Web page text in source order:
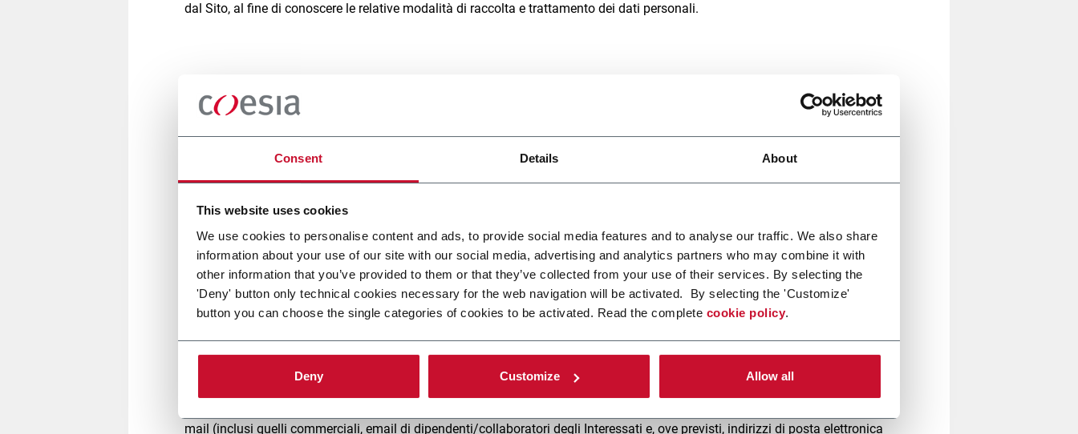
Consent Details About
This website uses cookies
We use cookies to personalise content and ads, to provide social media features and to analyse our traffic. We also share
information about your use of our site with our social media, advertising and analytics partners who may combine it with
other information that you’ve provided to them or that they’ve collected from your use of their services. By selecting the
'Deny' button only technical cookies necessary for the web navigation will be activated. By selecting the 'Customize'
button you can choose the single categories of cookies to be activated. Read the complete cookie policy.
Deny Customize Allow all
dal Sito, al fine di conoscere le relative modalità di raccolta e trattamento dei dati personali.
3. Categorie di Dati Personali trattati
3.1 Dati identificativi.Coesia tratta i Dati Personali dei Visitatori, che consistono in Dati Personali comuni, tra cui:
. Dati di navigazione, che sono acquisiti in maniera automatica per effetto della connessione al Sito web, come gli indirizzi
IP, i nomi a dominio dei computer utilizzati da ogni Visitatore che si connette al Sito, gli indirizzi URI (Uniform Resource
Identifier) che identificano le risorse, l'orario della richiesta, il metodo di interrogazione del server, la dimensione del file
richiesto, lo status code del server (buono, errore ecc.), altri parametri relativi al sistema operativo e all'ambiente informatico
dei Visitatori. Per maggiori informazioni sull’utilizzo di questi dati trattati mediante cookie ed altri strumenti di tracciamento,
si invita a consultare laCookie Policypubblicata sul Sito;
Dati Personali forniti volontariamente, anche in fase contrattuale/precontrattuale, dagli Interessati che contattino la
Società, tra cui a titolo esemplificativo nome e cognome (inclusi nome e cognome del legale rappresentante della
mail (inclusi quelli commerciali, email di dipendenti/collaboratori degli Interessati e, ove previsti, indirizzi di posta elettronica